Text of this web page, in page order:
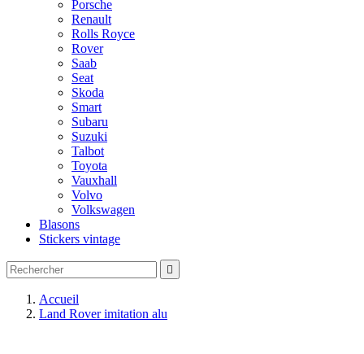
Porsche
Renault
Rolls Royce
Rover
Saab
Seat
Skoda
Smart
Subaru
Suzuki
Talbot
Toyota
Vauxhall
Volvo
Volkswagen
Blasons
Stickers vintage

Accueil
Land Rover imitation alu